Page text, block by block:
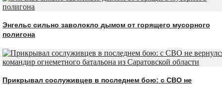
Энгельс сильно заволокло дымом от горящего мусорного
полигона
Прикрывал сослуживцев в последнем бою: с СВО не